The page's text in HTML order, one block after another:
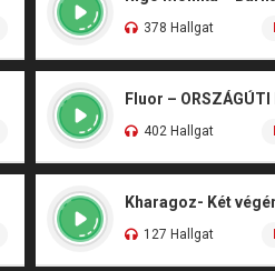
378 Hallgat
Fluor – ORSZÁGÚTI
402 Hallgat
127 Hallgat